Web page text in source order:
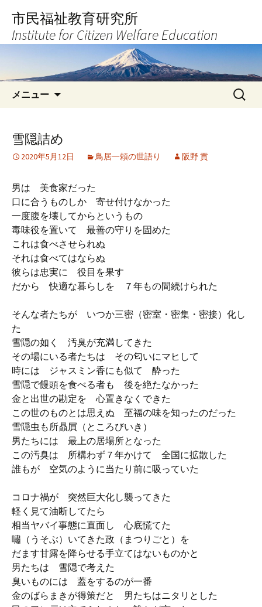
へ
キ
市民福祉教育研究所
Institute for Citizen Welfare Education
メニュー
検
索:
雪隠詰め
2020年5月12日 鳥居一頼の世語り 阪野 貢
男は 美食家だった
口に合うものしか 寄せ付けなかった
一度腹を壊してからというもの
毒味役を置いて 最善の守りを固めた
これは食べさせられぬ
それは食べてはならぬ
彼らは忠実に 役目を果す
だから 快適な暮らしを ７年もの間続けられた
そんな者たちが いつか三密（密室・密集・密接）化し
た
雪隠の如く 汚臭が充満してきた
その場にいる者たちは その匂いにマヒして
時には ジャスミン香にも似て 酔った
雪隠で饅頭を食べる者も 後を絶たなかった
金と出世の勘定を 心置きなくできた
この世のものとは思えぬ 至福の味を知ったのだった
雪隠虫も所贔屓（ところびいき）
男たちには 最上の居場所となった
この汚臭は 所構わず７年かけて 全国に拡散した
誰もが 空気のように当たり前に吸っていた
コロナ禍が 突然巨大化し襲ってきた
軽く見て油断してたら
相当ヤバイ事態に直面し 心底慌てた
嘯（うそぶ）いてきた政（まつりごと）を
だます甘露を降らせる手立てはないものかと
男たちは 雪隠で考えた
臭いものには 蓋をするのが一番
金のばらまきが得策だと 男たちはニタリとした